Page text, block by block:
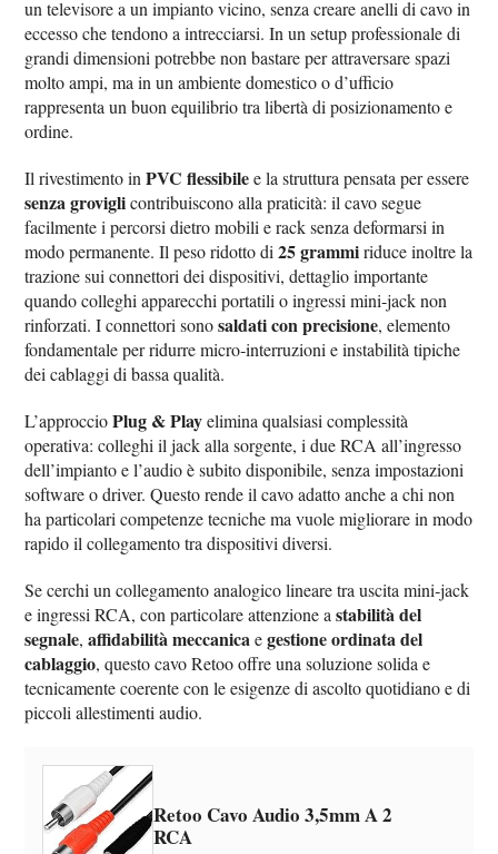
un televisore a un impianto vicino, senza creare anelli di cavo in
eccesso che tendono a intrecciarsi. In un setup professionale di
grandi dimensioni potrebbe non bastare per attraversare spazi
molto ampi, ma in un ambiente domestico o d’ufficio
rappresenta un buon equilibrio tra libertà di posizionamento e
ordine.
Il rivestimento inPVC flessibilee la struttura pensata per essere
senza groviglicontribuiscono alla praticità: il cavo segue
facilmente i percorsi dietro mobili e rack senza deformarsi in
modo permanente. Il peso ridotto di25 grammiriduce inoltre la
trazione sui connettori dei dispositivi, dettaglio importante
quando colleghi apparecchi portatili o ingressi mini‑jack non
rinforzati. I connettori sonosaldati con precisione, elemento
fondamentale per ridurre micro‑interruzioni e instabilità tipiche
dei cablaggi di bassa qualità.
L’approccioPlug & Playelimina qualsiasi complessità
operativa: colleghi il jack alla sorgente, i due RCA all’ingresso
dell’impianto e l’audio è subito disponibile, senza impostazioni
software o driver. Questo rende il cavo adatto anche a chi non
ha particolari competenze tecniche ma vuole migliorare in modo
rapido il collegamento tra dispositivi diversi.
Se cerchi un collegamento analogico lineare tra uscita mini‑jack
e ingressi RCA, con particolare attenzione astabilità del
segnale,affidabilità meccanicaegestione ordinata del
cablaggio, questo cavo Retoo offre una soluzione solida e
tecnicamente coerente con le esigenze di ascolto quotidiano e di
piccoli allestimenti audio.
Retoo Cavo Audio 3,5mm A 2
RCA